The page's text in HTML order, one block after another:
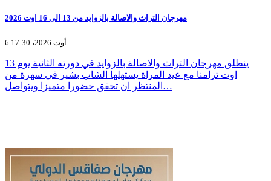
مهرجان التراث والاصالة بالزوايد من 13 الى 16 اوت 2026
6 أوت 2026، 17:30
ينطلق مهرجان التراث والاصالة بالزوايد في دورته الثانية يوم 13
اوت تزامنا مع عيد المراة يستهلها الشاب بشير في سهرة من
المنتظر ان تحقق حضورا متميزا ويتواصل…